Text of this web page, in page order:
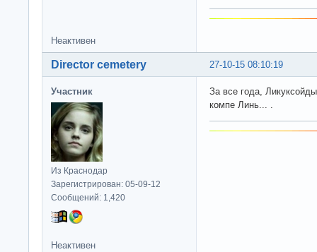
Неактивен
27-10-15 08:10:19
Director cemetery
Участник
Из Краснодар
Зарегистрирован: 05-09-12
Сообщений: 1,420
За все года,
компе Линь... .
Неактивен